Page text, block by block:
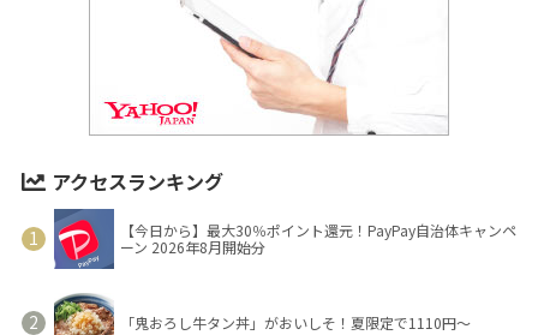
アクセスランキング
【今日から】最大30％ポイント還元！PayPay自治体キャンペ
ーン 2026年8月開始分
「鬼おろし牛タン丼」がおいしそ！夏限定で1110円～